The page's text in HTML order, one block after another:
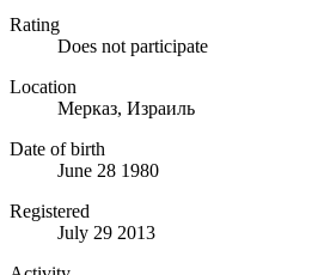
Rating
Does not participate
Location
Мерказ, Израиль
Date of birth
June 28 1980
Registered
July 29 2013